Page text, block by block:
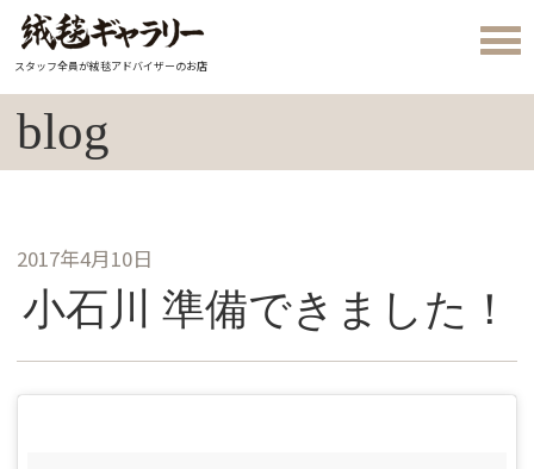
スタッフ全員が絨毯アドバイザーのお店
blog
2017年4月10日
小石川 準備できました！